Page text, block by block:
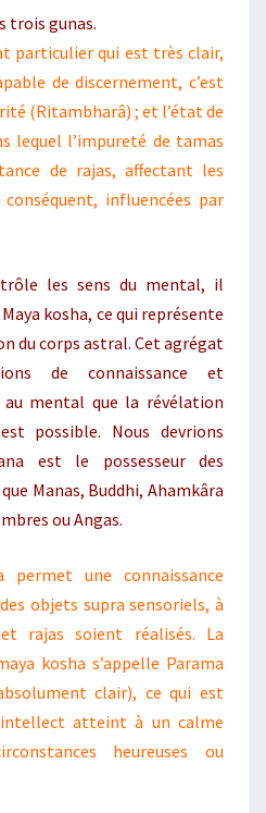
trois gunas.
particulier qui est très clair,
de discernement, c’est
(Ritambharâ) ; et l’état de
lequel l’impureté de tamas
de rajas, affectant les
influencées par
les sens du mental, il
kosha, ce qui représente
du corps astral. Cet agrégat
de connaissance et
au mental que la révélation
possible. Nous devrions
est le possesseur des
Manas, Buddhi, Ahamkâra
ou Angas.
permet une connaissance
objets supra sensoriels, à
rajas soient réalisés. La
kosha s’appelle Parama
clair), ce qui est
atteint à un calme
heureuses ou